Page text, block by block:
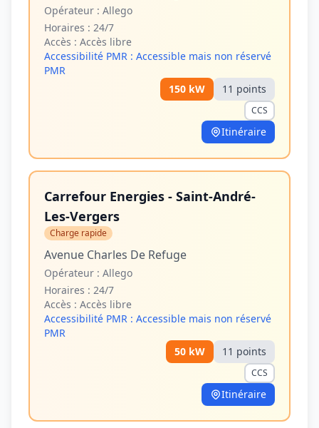
Opérateur : Allego
Horaires : 24/7
Accès : Accès libre
Accessibilité PMR : Accessible mais non réservé
PMR
150 kW 11 points
CCS
Itinéraire
Carrefour Energies - Saint-André-
Les-Vergers
Charge rapide
Avenue Charles De Refuge
Opérateur : Allego
Horaires : 24/7
Accès : Accès libre
Accessibilité PMR : Accessible mais non réservé
PMR
50 kW 11 points
CCS
Itinéraire